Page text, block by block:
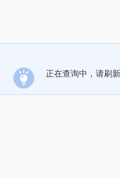
正在查询中，请刷